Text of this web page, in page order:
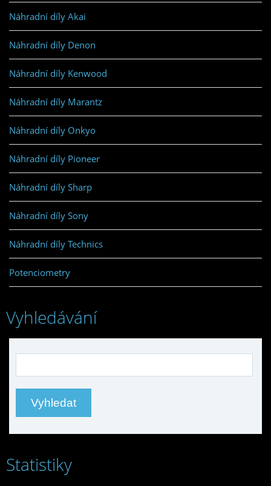
Náhradní díly Akai
Náhradní díly Denon
Náhradní díly Kenwood
Náhradní díly Marantz
Náhradní díly Onkyo
Náhradní díly Pioneer
Náhradní díly Sharp
Náhradní díly Sony
Náhradní díly Technics
Potenciometry
Vyhledávání
Statistiky